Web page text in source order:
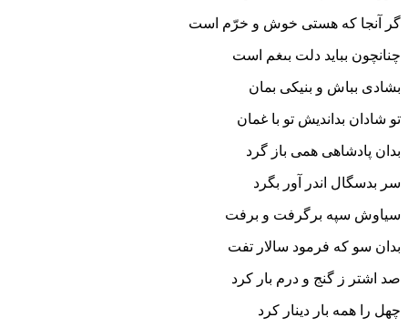
گر آنجا که هستى خوش و خرّم است
چنانچون بباید دلت بى‏غم است‏
بشادى بباش و بنیکى بمان
تو شادان بداندیش تو با غمان‏
بدان پادشاهى همى باز گرد
سر بدسگال اندر آور بگرد
سیاوش سپه برگرفت و برفت
بدان سو که فرمود سالار تفت‏
صد اشتر ز گنج و درم بار کرد
چهل را همه بار دینار کرد